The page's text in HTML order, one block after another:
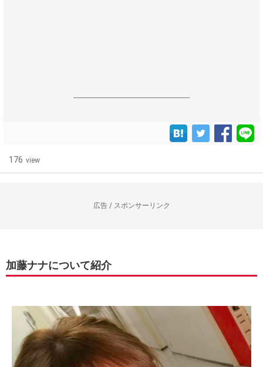
------------------------------------------------------------------
176 view
広告 / スポンサーリンク
加藤ナナについて紹介